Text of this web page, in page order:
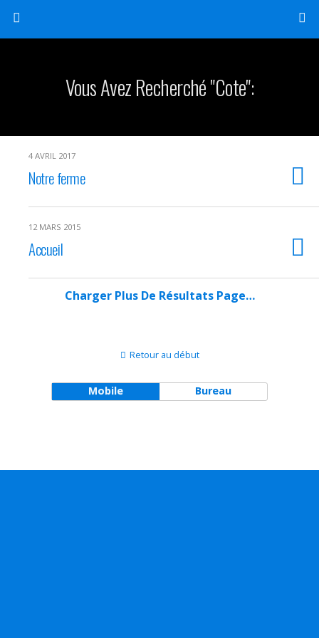
Vous Avez Recherché "cote":
4 AVRIL 2017
Notre ferme
12 MARS 2015
Accueil
Charger Plus De Résultats Page…
Retour au début
Mobile Bureau